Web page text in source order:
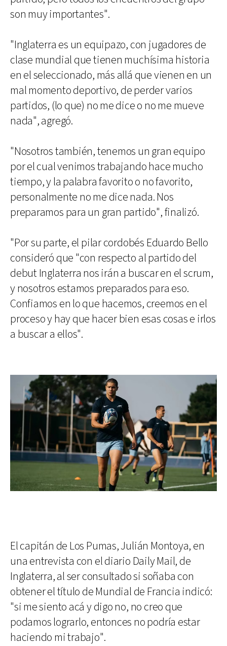
son muy importantes".
"Inglaterra es un equipazo, con jugadores de
clase mundial que tienen muchísima historia
en el seleccionado, más allá que vienen en un
mal momento deportivo, de perder varios
partidos, (lo que) no me dice o no me mueve
nada", agregó.
"Nosotros también, tenemos un gran equipo
por el cual venimos trabajando hace mucho
tiempo, y la palabra favorito o no favorito,
personalmente no me dice nada. Nos
preparamos para un gran partido", finalizó.
"Por su parte, el pilar cordobés Eduardo Bello
consideró que "con respecto al partido del
debut Inglaterra nos irán a buscar en el scrum,
y nosotros estamos preparados para eso.
Confiamos en lo que hacemos, creemos en el
proceso y hay que hacer bien esas cosas e irlos
a buscar a ellos".
El capitán de Los Pumas, Julián Montoya, en
una entrevista con el diario Daily Mail, de
Inglaterra, al ser consultado si soñaba con
obtener el título de Mundial de Francia indicó:
"si me siento acá y digo no, no creo que
podamos lograrlo, entonces no podría estar
haciendo mi trabajo".